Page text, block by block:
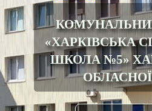
«ХАРКІВСЬКА
ШКОЛА №5»